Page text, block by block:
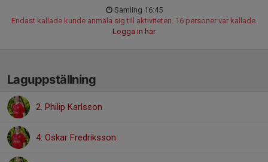
Samling 16:45
Endast kallade kunde anmäla sig till aktiviteten. 16 personer var kallade.
Logga in här
Laguppställning
2. Philip Karlsson
4. Oskar Fredriksson